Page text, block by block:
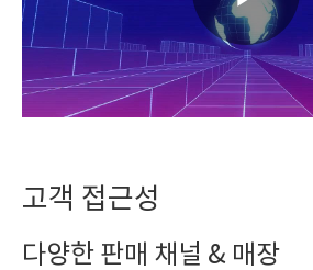
Play
고객 접근성
다양한 판매 채널 & 매장